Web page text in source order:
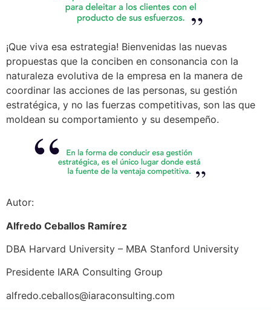
¡Que viva esa estrategia! Bienvenidas las nuevas
propuestas que la conciben en consonancia con la
naturaleza evolutiva de la empresa en la manera de
coordinar las acciones de las personas, su gestión
estratégica, y no las fuerzas competitivas, son las que
moldean su comportamiento y su desempeño.
Autor:
Alfredo Ceballos Ramírez
DBA Harvard University – MBA Stanford University
Presidente IARA Consulting Group
alfredo.ceballos@iaraconsulting.com